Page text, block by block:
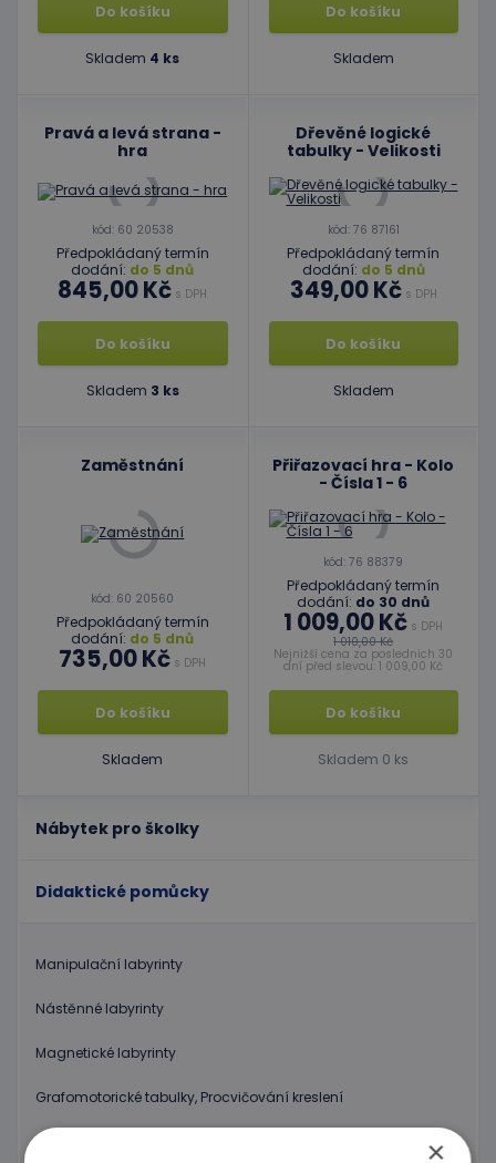
Nábytek pro školky
Didaktické pomůcky
Manipulační labyrinty
Nástěnné labyrinty
Magnetické labyrinty
Grafomotorické tabulky, Procvičování kreslení
Puzzle
Do košíku
Skladem 4 ks
Do košíku
Skladem
Pravá a levá strana -
hra
kód: 60 20538
Předpokládaný termín
dodání: do 5 dnů
845,00 Kč s DPH
Do košíku
Skladem 3 ks
Dřevěné logické
tabulky - Velikosti
kód: 76 87161
Předpokládaný termín
dodání: do 5 dnů
349,00 Kčs DPH
Do košíku
Skladem
Zaměstnání
kód: 60 20560
Předpokládaný termín
dodání: do 5 dnů
735,00 Kč s DPH
Do košíku
Skladem
Přiřazovací hra - Kolo
- Čísla 1 - 6
kód: 76 88379
Předpokládaný termín
dodání: do 30 dnů
1 009,00 Kč s DPH
1 010,00 Kč
Nejnižší cena za posledních 30
dní před slevou: 1 009,00 Kč
Do košíku
Skladem 0 ks
×